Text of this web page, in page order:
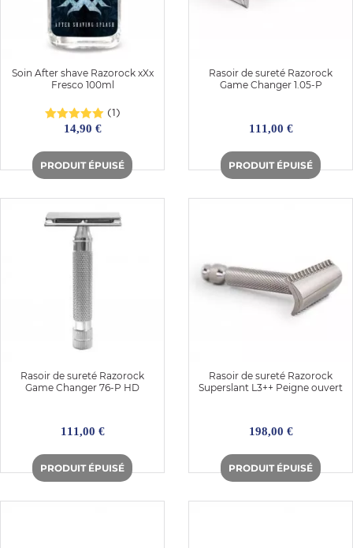
Soin After shave Razorock xXx
Fresco 100ml
(1)
14,90 €
Rasoir de sureté Razorock
Game Changer 1.05-P
111,00 €
Rasoir de sureté Razorock
Game Changer 76-P HD
111,00 €
Rasoir de sureté Razorock
Superslant L3++ Peigne ouvert
198,00 €